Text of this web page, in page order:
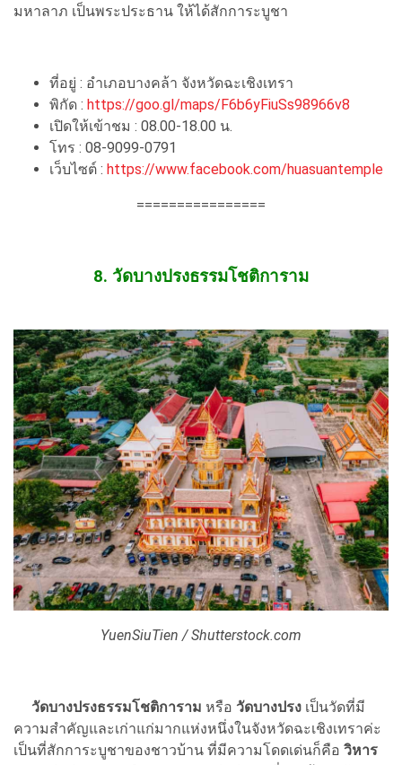
มหาลาภ เป็นพระประธาน ให้ได้สักการะบูชา
ที่อยู่ : อำเภอบางคล้า จังหวัดฉะเชิงเทรา
พิกัด : https://goo.gl/maps/F6b6yFiuSs98966v8
เปิดให้เข้าชม : 08.00-18.00 น.
โทร : 08-9099-0791
เว็บไซต์ : https://www.facebook.com/huasuantemple
================
8. วัดบางปรงธรรมโชติการาม
YuenSiuTien / Shutterstock.com
วัดบางปรงธรรมโชติการาม หรือ วัดบางปรง เป็นวัดที่มี
ความสำคัญและเก่าแก่มากแห่งหนึ่งในจังหวัดฉะเชิงเทราค่ะ
เป็นที่สักการะบูชาของชาวบ้าน ที่มีความโดดเด่นก็คือ วิหาร